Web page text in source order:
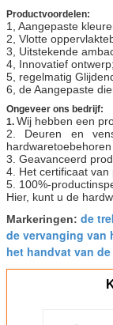
Productvoordelen:
1, Aangepaste
2, Vlotte
3, Uitstekende
4, Innovatief
5, regelmatig
6, de Aangepaste
Ongeveer ons bedrijf:
1. Wij hebben een
2. Deuren en
hardwaretoebehoren
3. Geavanceerd
4. Het certificaat van
5. 100%-
Hier, kunt u de
Markeringen: de
de vervanging van
het handvat van